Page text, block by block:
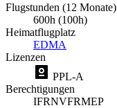
Flugstunden (12 Monate)
600h (100h)
Heimatflugplatz
EDMA
Lizenzen
PPL-A
Berechtigungen
IFRNVFRMEP